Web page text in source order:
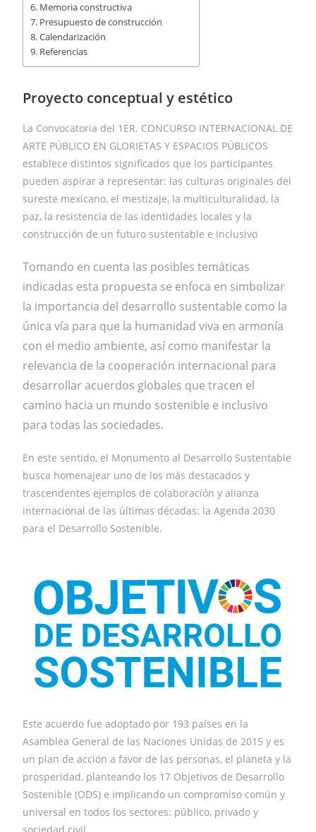
Memoria constructiva
Presupuesto de construcción
Calendarización
Referencias
Proyecto conceptual y estético
La Convocatoria del 1ER. CONCURSO INTERNACIONAL DE
ARTE PÚBLICO EN GLORIETAS Y ESPACIOS PÚBLICOS
establece distintos significados que los participantes
pueden aspirar a representar: las culturas originales del
sureste mexicano, el mestizaje, la multiculturalidad, la
paz, la resistencia de las identidades locales y la
construcción de un futuro sustentable e inclusivo
Tomando en cuenta las posibles temáticas
indicadas esta propuesta se enfoca en simbolizar
la importancia del desarrollo sustentable como la
única vía para que la humanidad viva en armonía
con el medio ambiente, así como manifestar la
relevancia de la cooperación internacional para
desarrollar acuerdos globales que tracen el
camino hacia un mundo sostenible e inclusivo
para todas las sociedades.
En este sentido, el Monumento al Desarrollo Sustentable
busca homenajear uno de los más destacados y
trascendentes ejemplos de colaboración y alianza
internacional de las últimas décadas: la Agenda 2030
para el Desarrollo Sostenible.
Este acuerdo fue adoptado por 193 países en la
Asamblea General de las Naciones Unidas de 2015 y es
un plan de acción a favor de las personas, el planeta y la
prosperidad, planteando los 17 Objetivos de Desarrollo
Sostenible (ODS) e implicando un compromiso común y
universal en todos los sectores: público, privado y